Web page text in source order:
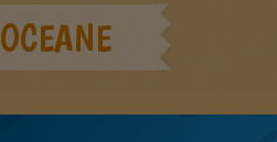
OCEANE